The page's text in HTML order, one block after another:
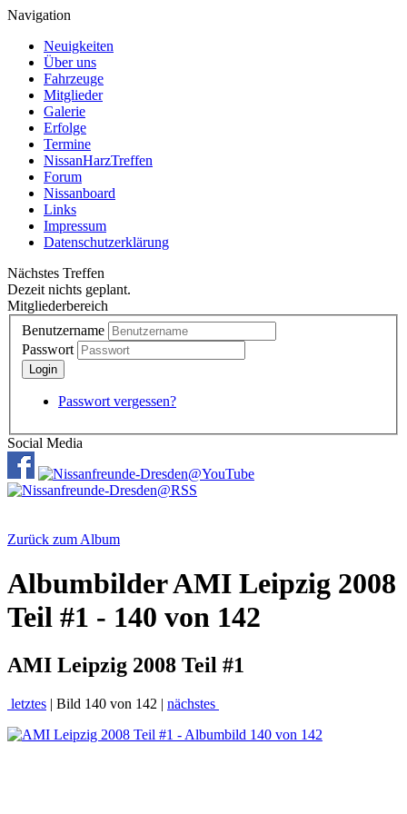
Navigation
Neuigkeiten
Über uns
Fahrzeuge
Mitglieder
Galerie
Erfolge
Termine
NissanHarzTreffen
Forum
Nissanboard
Links
Impressum
Datenschutzerklärung
Nächstes Treffen
Dezeit nichts geplant.
Mitgliederbereich
Benutzername
Passwort
Passwort vergessen?
Social Media
Zurück zum Album
AlbumbilderAMI Leipzig 2008
Teil #1 - 140 von 142
AMI Leipzig 2008 Teil #1
letztes | Bild 140 von 142 | nächstes